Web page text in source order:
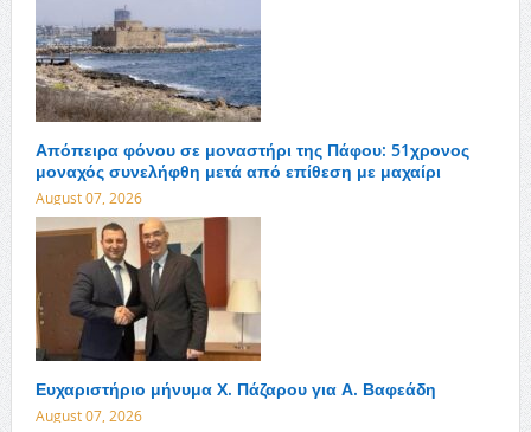
Απόπειρα φόνου σε μοναστήρι της Πάφου: 51χρονος
μοναχός συνελήφθη μετά από επίθεση με μαχαίρι
August 07, 2026
Ευχαριστήριο μήνυμα Χ. Πάζαρου για Α. Βαφεάδη
August 07, 2026